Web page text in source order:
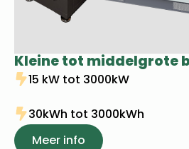
Kleine tot middelgrote
15 kW tot 3000kW
30kWh tot 3000kWh
Meer info